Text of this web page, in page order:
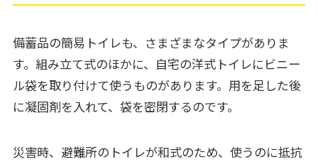
備蓄品の簡易トイレも、さまざまなタイプがありま
す。組み立て式のほかに、自宅の洋式トイレにビニー
ル袋を取り付けて使うものがあります。用を足した後
に凝固剤を入れて、袋を密閉するのです。
災害時、避難所のトイレが和式のため、使うのに抵抗